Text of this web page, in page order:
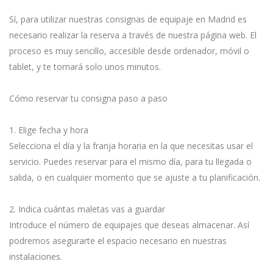
Sí, para utilizar nuestras consignas de equipaje en Madrid es
necesario realizar la reserva a través de nuestra página web. El
proceso es muy sencillo, accesible desde ordenador, móvil o
tablet, y te tomará solo unos minutos.
Cómo reservar tu consigna paso a paso
1. Elige fecha y hora
Selecciona el día y la franja horaria en la que necesitas usar el
servicio. Puedes reservar para el mismo día, para tu llegada o
salida, o en cualquier momento que se ajuste a tu planificación.
2. Indica cuántas maletas vas a guardar
Introduce el número de equipajes que deseas almacenar. Así
podremos asegurarte el espacio necesario en nuestras
instalaciones.